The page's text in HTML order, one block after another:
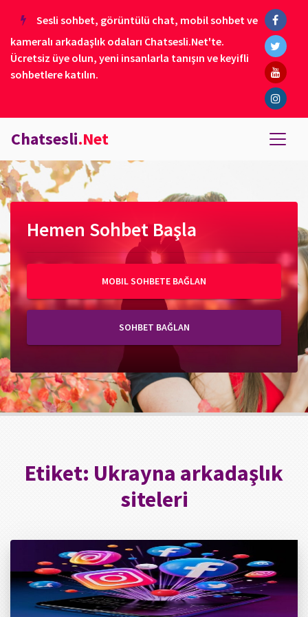
Sesli sohbet, görüntülü chat, mobil sohbet ve
kameralı arkadaşlık odaları Chatsesli.Net'te.
Ücretsiz üye olun, yeni insanlarla tanışın ve keyifli
sohbetlere katılın.
Chatsesli.Net
Hemen Sohbet Başla
MOBIL SOHBETE BAĞLAN
SOHBET BAĞLAN
Etiket: Ukrayna arkadaşlık
siteleri